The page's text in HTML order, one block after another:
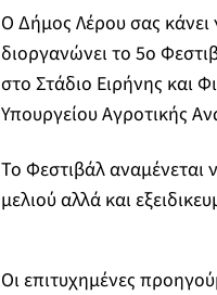
Ο Δήμος Λέρου σας
διοργανώνει το 5ο
στο Στάδιο Ειρήνης και
Υπουργείου Αγροτικής
Το Φεστιβάλ αναμένεται
μελιού αλλά και
Οι επιτυχημένες